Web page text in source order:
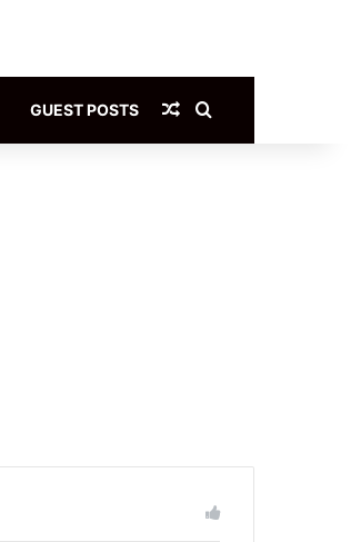
GUEST POSTS Article Aléatoire